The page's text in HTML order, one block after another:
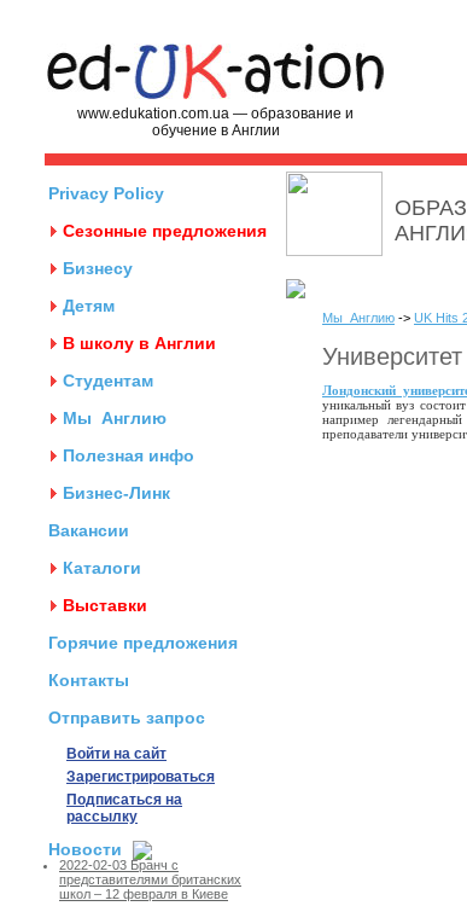
www.edukation.com.ua — образование и
обучение в Англии
Privacy Policy
Сезонные предложения
Бизнесу
Детям
В школу в Англии
Студентам
Мы Англию
Полезная инфо
Бизнес-Линк
Вакансии
Каталоги
Выставки
Горячие предложения
Контакты
Отправить запрос
Войти на сайт
Зарегистрироваться
Подписаться на
рассылку
Новости
2022-02-03 Бранч с
представителями британских
школ – 12 февраля в Киеве
Мы Англию -> UK Hits
Лондонский
уникальный вуз
например легендарный
преподаватели